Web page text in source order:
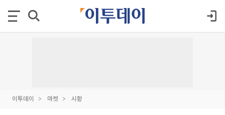
이투데이 마켓 시황